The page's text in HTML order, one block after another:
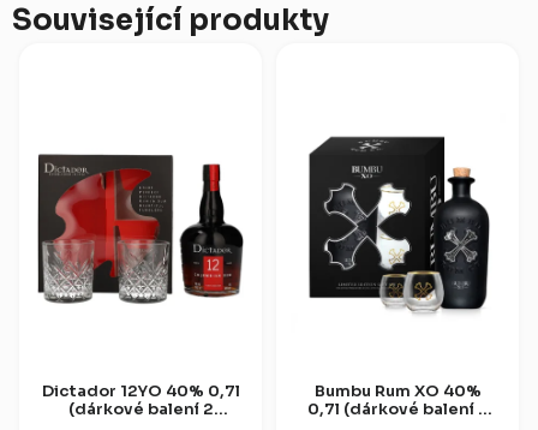
Související produkty
Dictador 12YO 40% 0,7l
(dárkové balení 2
Bumbu Rum XO 40%
0,7l (dárkové balení 2